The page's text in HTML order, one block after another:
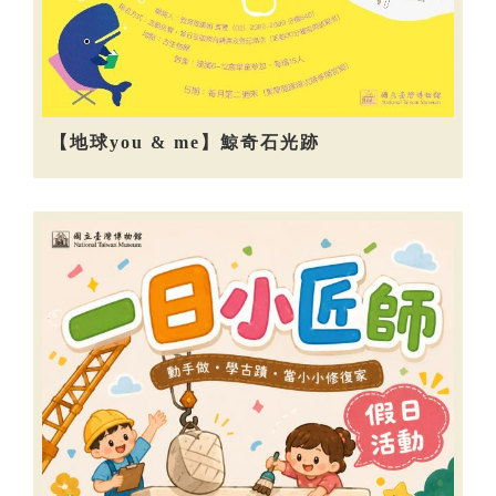
【地球you & me】鯨奇石光跡